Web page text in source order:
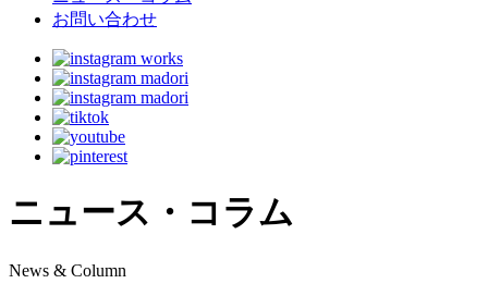
お問い合わせ
ニュース・コラム
News & Column